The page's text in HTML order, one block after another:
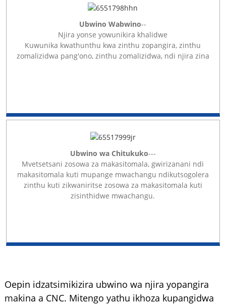
Ubwino Wabwino--
Njira yonse yowunikira khalidwe
Kuwunika kwathunthu kwa zinthu zopangira, zinthu
zomalizidwa pang'ono, zinthu zomalizidwa, ndi njira zina
Ubwino wa Chitukuko---
Mvetsetsani zosowa za makasitomala, gwirizanani ndi
makasitomala kuti mupange mwachangu ndikutsogolera
zinthu kuti zikwaniritse zosowa za makasitomala kuti
zisinthidwe mwachangu.
Oepin idzatsimikizira ubwino wa njira yopangira
makina a CNC. Mitengo yathu ikhoza kupangidwa